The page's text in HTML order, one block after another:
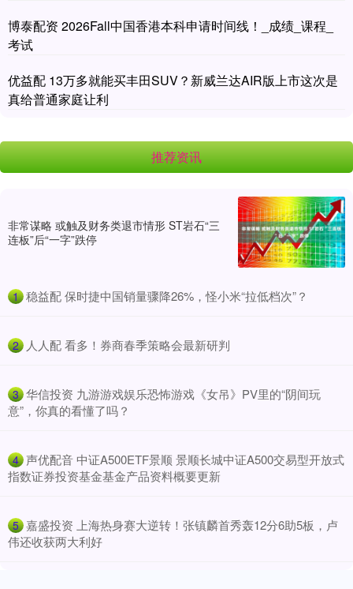
博泰配资 2026Fall中国香港本科申请时间线！_成绩_课程_
考试
优益配 13万多就能买丰田SUV？新威兰达AIR版上市这次是
真给普通家庭让利
推荐资讯
非常谋略 或触及财务类退市情形 ST岩石“三
连板”后“一字”跌停
1 ​稳益配 保时捷中国销量骤降26%，怪小米“拉低档次”？
2 ​人人配 看多！券商春季策略会最新研判
3 ​华信投资 九游游戏娱乐恐怖游戏《女吊》PV里的“阴间玩
意”，你真的看懂了吗？
4 ​声优配音 中证A500ETF景顺 景顺长城中证A500交易型开放式
指数证券投资基金基金产品资料概要更新
5 ​嘉盛投资 上海热身赛大逆转！张镇麟首秀轰12分6助5板，卢
伟还收获两大利好